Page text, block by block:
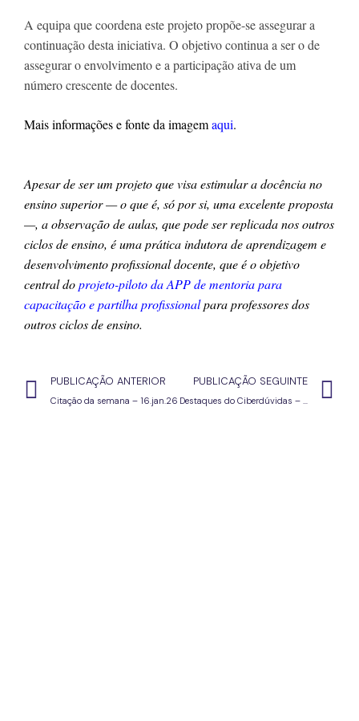
A equipa que coordena este projeto propõe-se assegurar a
continuação desta iniciativa. O objetivo continua a ser o de
assegurar o envolvimento e a participação ativa de um
número crescente de docentes.
Mais informações e fonte da imagem aqui.
Apesar de ser um projeto que visa estimular a docência no
ensino superior — o que é, só por si, uma excelente proposta
—, a observação de aulas, que pode ser replicada nos outros
ciclos de ensino, é uma prática indutora de aprendizagem e
desenvolvimento profissional docente, que é o objetivo
central do projeto-piloto da APP de mentoria para
capacitação e partilha profissional para professores dos
outros ciclos de ensino.
PUBLICAÇÃO ANTERIOR
Citação da semana – 16.jan.26
PUBLICAÇÃO SEGUINTE
Destaques do Ciberdúvidas – 23.1.26